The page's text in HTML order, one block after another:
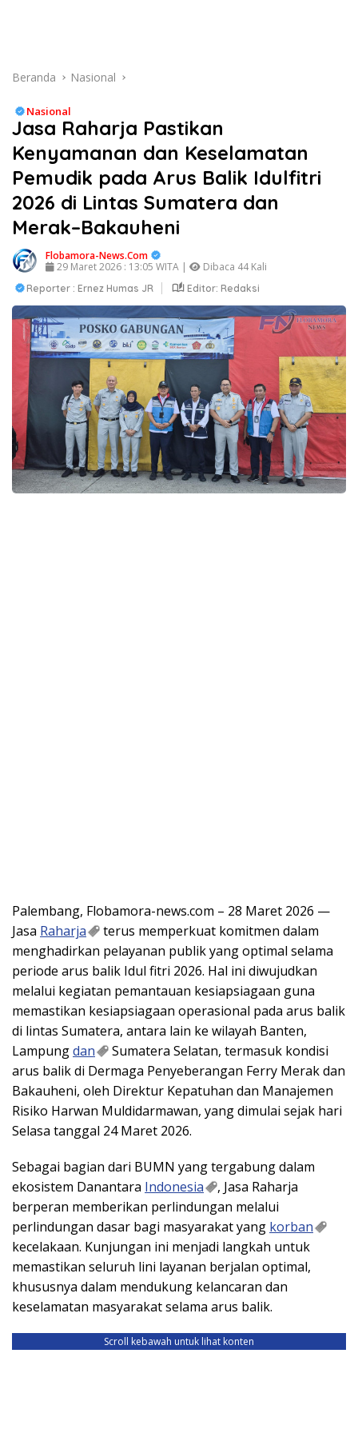
Beranda Nasional
Nasional
Jasa Raharja Pastikan
Kenyamanan dan Keselamatan
Pemudik pada Arus Balik Idulfitri
2026 di Lintas Sumatera dan
Merak–Bakauheni
Flobamora-News.Com
29 Maret 2026 : 13:05 WITA |
Dibaca 44 Kali
Reporter : Ernez Humas JR Editor: Redaksi
Palembang, Flobamora-news.com – 28 Maret 2026 —
Jasa Raharja
terus memperkuat komitmen dalam
menghadirkan pelayanan publik yang optimal selama
periode arus balik Idul fitri 2026. Hal ini diwujudkan
melalui kegiatan pemantauan kesiapsiagaan guna
memastikan kesiapsiagaan operasional pada arus balik
di lintas Sumatera, antara lain ke wilayah Banten,
Lampungdan
Sumatera Selatan, termasuk kondisi
arus balik di Dermaga Penyeberangan Ferry Merak dan
Bakauheni, oleh Direktur Kepatuhan dan Manajemen
Risiko Harwan Muldidarmawan, yang dimulai sejak hari
Selasa tanggal 24 Maret 2026.
Sebagai bagian dari BUMN yang tergabung dalam
ekosistem Danantara Indonesia
, Jasa Raharja
berperan memberikan perlindungan melalui
perlindungan dasar bagi masyarakat yang korban
kecelakaan. Kunjungan ini menjadi langkah untuk
memastikan seluruh lini layanan berjalan optimal,
khususnya dalam mendukung kelancaran dan
keselamatan masyarakat selama arus balik.
Scroll kebawah untuk lihat konten